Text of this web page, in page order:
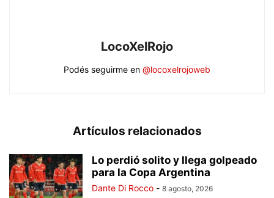
LocoXelRojo
Podés seguirme en @locoxelrojoweb
Artículos relacionados
Lo perdió solito y llega golpeado
para la Copa Argentina
Dante Di Rocco - 8 agosto, 2026